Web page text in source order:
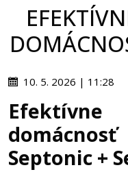
10. 5. 2026 | 11:28
Septonic +